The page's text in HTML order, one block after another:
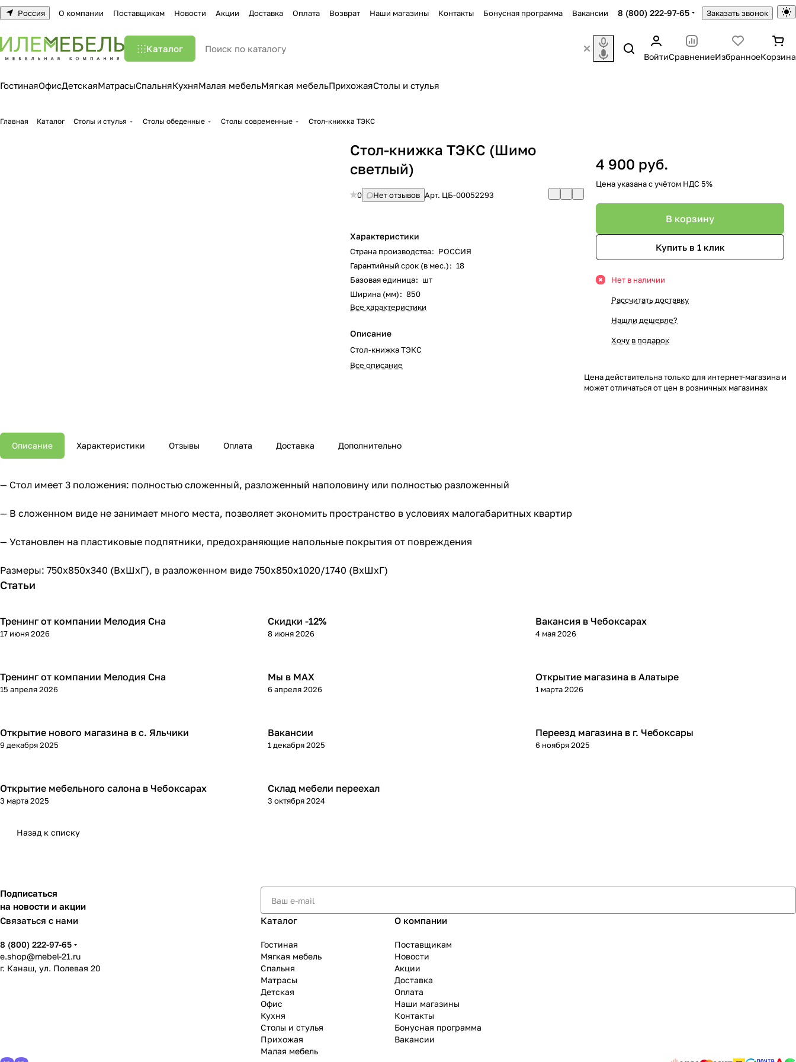
Россия О компании Поставщикам Новости Акции Доставка Оплата Возврат Наши магазины Контакты Бонусная программа Вакансии 8 (800) 222-97-65 Заказать звонок
Каталог
ВойтиСравнениеИзбранноеКорзина
ГостинаяОфисДетскаяМатрасыСпальняКухняМалая мебельМягкая мебельПрихожаяСтолы и стулья
Главная Каталог Столы и стулья Столы обеденные Столы современные Стол-книжка ТЭКС
Стол-книжка ТЭКС (Шимо
светлый)
0 Нет отзывов Арт. ЦБ-00052293
Характеристики
Страна производства: РОССИЯ
Гарантийный срок (в мес.): 18
Базовая единица: шт
Ширина (мм): 850
Все характеристики
Описание
Стол-книжка ТЭКС
Все описание
4 900 руб.
Цена указана с учётом НДС 5%
В корзину
Купить в 1 клик
Нет в наличии
Рассчитать доставку
Нашли дешевле?
Хочу в подарок
Цена действительна только для интернет-магазина и
может отличаться от цен в розничных магазинах
Описание Характеристики Отзывы Оплата Доставка Дополнительно
— Стол имеет 3 положения: полностью сложенный, разложенный наполовину или полностью разложенный
— В сложенном виде не занимает много места, позволяет экономить пространство в условиях малогабаритных квартир
— Установлен на пластиковые подпятники, предохраняющие напольные покрытия от повреждения
Размеры: 750х850х340 (ВхШхГ), в разложенном виде 750х850х1020/1740 (ВхШхГ)
Статьи
Тренинг от компании Мелодия Сна
17 июня 2026
Скидки -12%
8 июня 2026
Вакансия в Чебоксарах
4 мая 2026
Тренинг от компании Мелодия Сна
15 апреля 2026
Мы в МАХ
6 апреля 2026
Открытие магазина в Алатыре
1 марта 2026
Открытие нового магазина в с. Яльчики
9 декабря 2025
Вакансии
1 декабря 2025
Переезд магазина в г. Чебоксары
6 ноября 2025
Открытие мебельного салона в Чебоксарах
3 марта 2025
Склад мебели переехал
3 октября 2024
Назад к списку
Подписаться
на новости и акции
Связаться с нами
8 (800) 222-97-65
e.shop@mebel-21.ru
г. Канаш, ул. Полевая 20
Каталог
Гостиная
Мягкая мебель
Спальня
Матрасы
Детская
Офис
Кухня
Столы и стулья
Прихожая
Малая мебель
О компании
Поставщикам
Новости
Акции
Доставка
Оплата
Наши магазины
Контакты
Бонусная программа
Вакансии